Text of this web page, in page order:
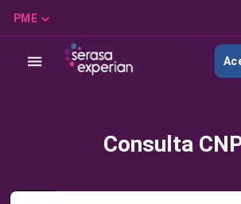
PME
Consulta